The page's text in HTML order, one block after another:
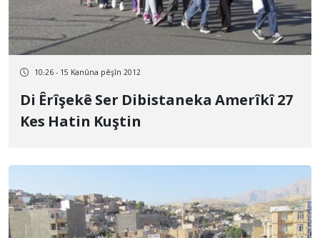
10:26 - 15 Kanûna pêşîn 2012
Di Êrîşekê Ser Dibistaneka Amerîkî 27
Kes Hatin Kuştin